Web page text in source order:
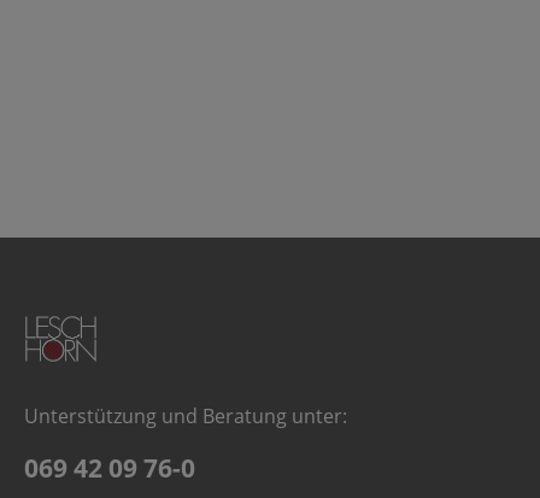
Unterstützung und Beratung unter:
069 42 09 76-0